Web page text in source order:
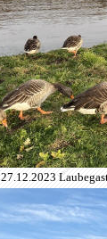
27.12.2023